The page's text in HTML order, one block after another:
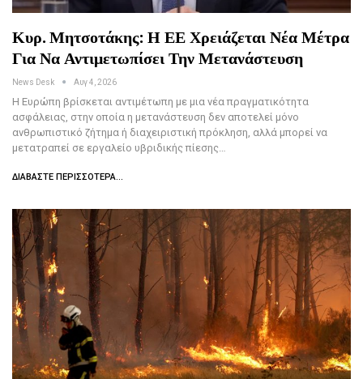
Κυρ. Μητσοτάκης: Η ΕΕ Χρειάζεται Νέα Μέτρα
Για Να Αντιμετωπίσει Την Μετανάστευση
News Desk Αυγ 4, 2026
Η Ευρώπη βρίσκεται αντιμέτωπη με μια νέα πραγματικότητα
ασφάλειας, στην οποία η μετανάστευση δεν αποτελεί μόνο
ανθρωπιστικό ζήτημα ή διαχειριστική πρόκληση, αλλά μπορεί να
μετατραπεί σε εργαλείο υβριδικής πίεσης…
ΔΙΑΒΆΣΤΕ ΠΕΡΙΣΣΌΤΕΡΑ...